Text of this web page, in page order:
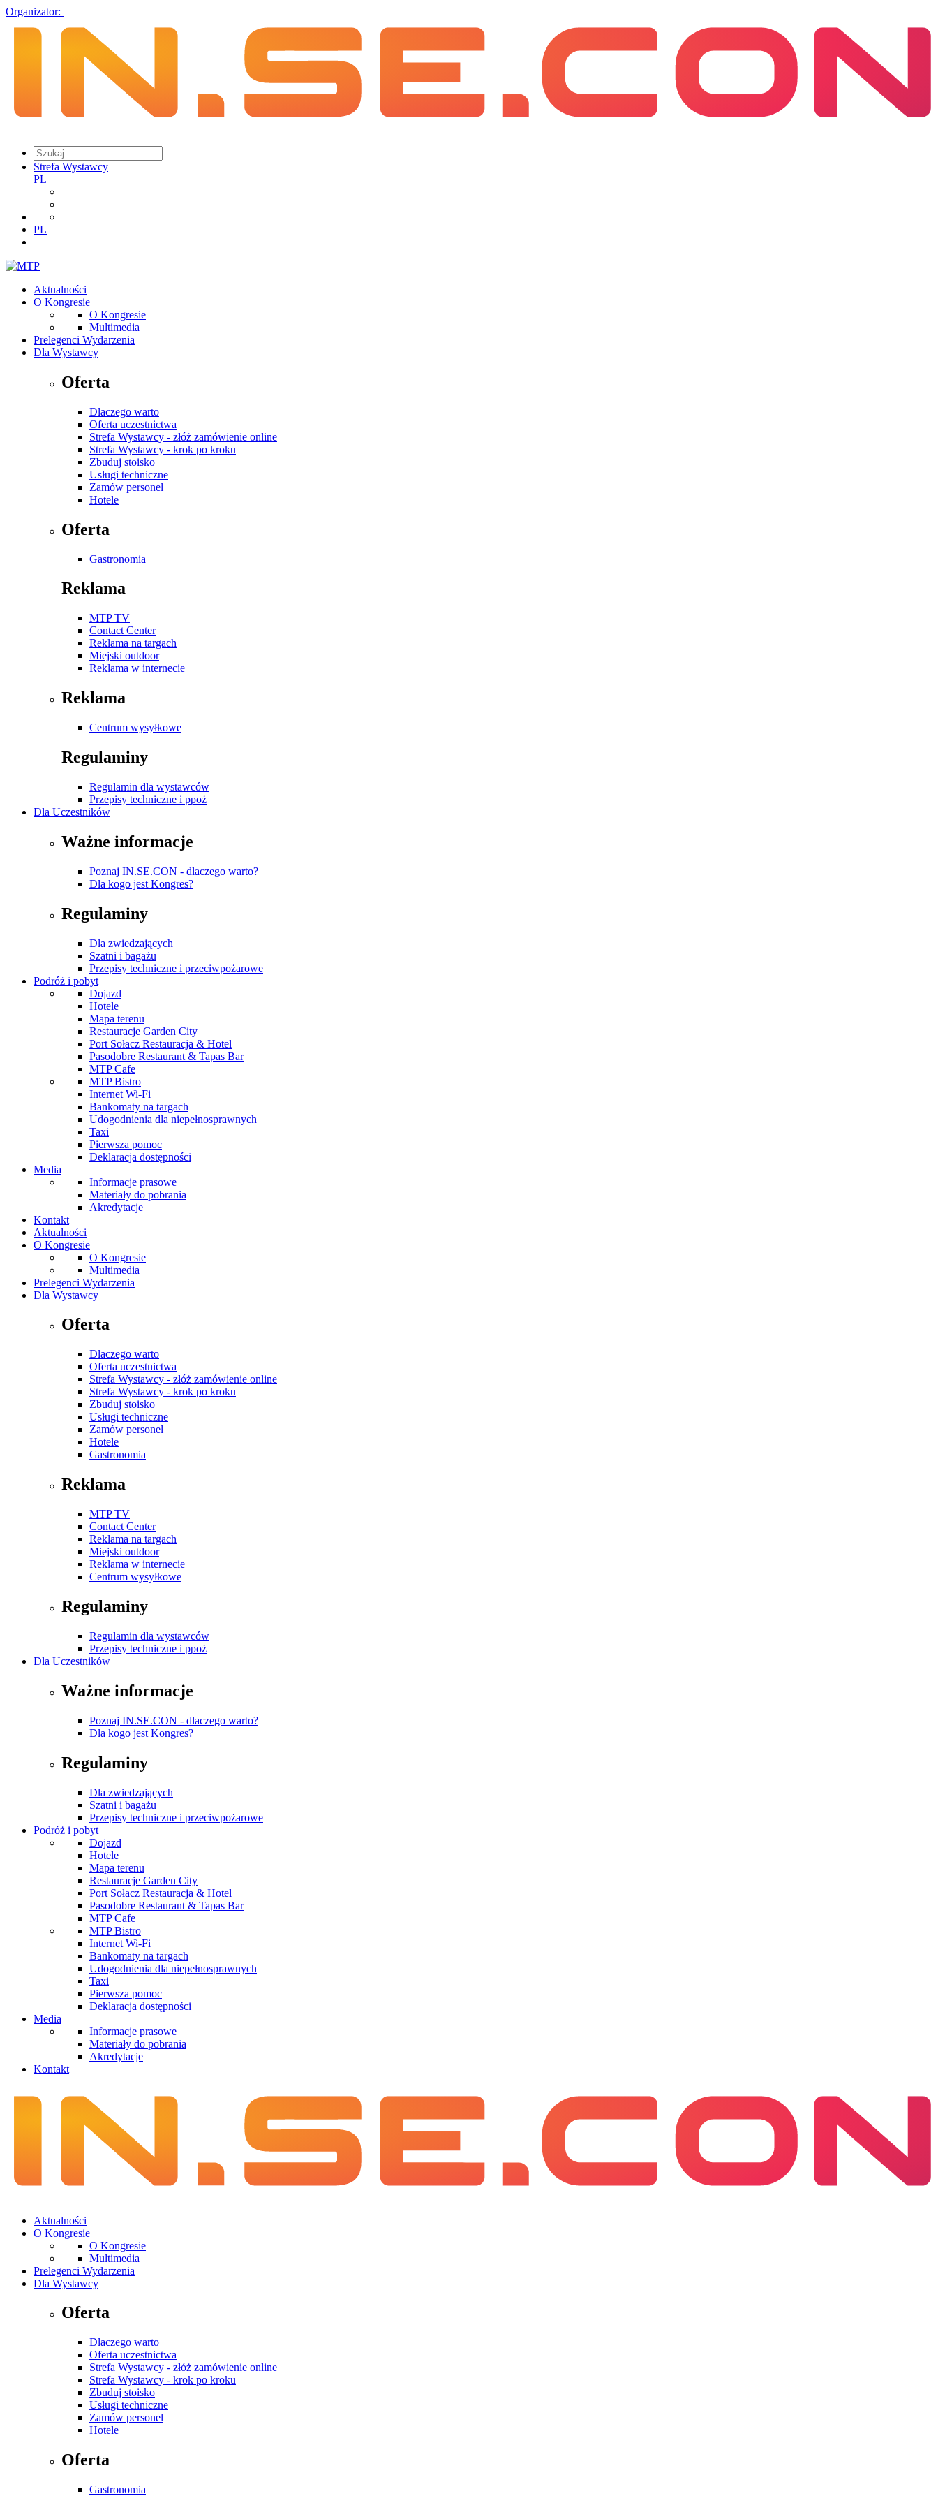
Organizator:
Strefa Wystawcy
PL
PL
Aktualności
O Kongresie
O Kongresie
Multimedia
Prelegenci Wydarzenia
Dla Wystawcy
Oferta
Dlaczego warto
Oferta uczestnictwa
Strefa Wystawcy - złóż zamówienie online
Strefa Wystawcy - krok po kroku
Zbuduj stoisko
Usługi techniczne
Zamów personel
Hotele
Oferta
Gastronomia
Reklama
MTP TV
Contact Center
Reklama na targach
Miejski outdoor
Reklama w internecie
Reklama
Centrum wysyłkowe
Regulaminy
Regulamin dla wystawców
Przepisy techniczne i ppoż
Dla Uczestników
Ważne informacje
Poznaj IN.SE.CON - dlaczego warto?
Dla kogo jest Kongres?
Regulaminy
Dla zwiedzających
Szatni i bagażu
Przepisy techniczne i przeciwpożarowe
Podróż i pobyt
Dojazd
Hotele
Mapa terenu
Restauracje Garden City
Port Sołacz Restauracja & Hotel
Pasodobre Restaurant & Tapas Bar
MTP Cafe
MTP Bistro
Internet Wi-Fi
Bankomaty na targach
Udogodnienia dla niepełnosprawnych
Taxi
Pierwsza pomoc
Deklaracja dostępności
Media
Informacje prasowe
Materiały do pobrania
Akredytacje
Kontakt
Aktualności
O Kongresie
O Kongresie
Multimedia
Prelegenci Wydarzenia
Dla Wystawcy
Oferta
Dlaczego warto
Oferta uczestnictwa
Strefa Wystawcy - złóż zamówienie online
Strefa Wystawcy - krok po kroku
Zbuduj stoisko
Usługi techniczne
Zamów personel
Hotele
Gastronomia
Reklama
MTP TV
Contact Center
Reklama na targach
Miejski outdoor
Reklama w internecie
Centrum wysyłkowe
Regulaminy
Regulamin dla wystawców
Przepisy techniczne i ppoż
Dla Uczestników
Ważne informacje
Poznaj IN.SE.CON - dlaczego warto?
Dla kogo jest Kongres?
Regulaminy
Dla zwiedzających
Szatni i bagażu
Przepisy techniczne i przeciwpożarowe
Podróż i pobyt
Dojazd
Hotele
Mapa terenu
Restauracje Garden City
Port Sołacz Restauracja & Hotel
Pasodobre Restaurant & Tapas Bar
MTP Cafe
MTP Bistro
Internet Wi-Fi
Bankomaty na targach
Udogodnienia dla niepełnosprawnych
Taxi
Pierwsza pomoc
Deklaracja dostępności
Media
Informacje prasowe
Materiały do pobrania
Akredytacje
Kontakt
Aktualności
O Kongresie
O Kongresie
Multimedia
Prelegenci Wydarzenia
Dla Wystawcy
Oferta
Dlaczego warto
Oferta uczestnictwa
Strefa Wystawcy - złóż zamówienie online
Strefa Wystawcy - krok po kroku
Zbuduj stoisko
Usługi techniczne
Zamów personel
Hotele
Oferta
Gastronomia